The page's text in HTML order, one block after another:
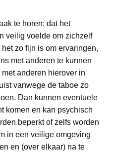
te horen: dat het
veilig voelde om zichzelf
zo fijn is om ervaringen,
met anderen te kunnen
anderen hierover in
vanwege de taboe zo
Dan kunnen eventuele
komen en kan psychisch
beperkt of zelfs worden
in een veilige omgeving
en (over elkaar) na te